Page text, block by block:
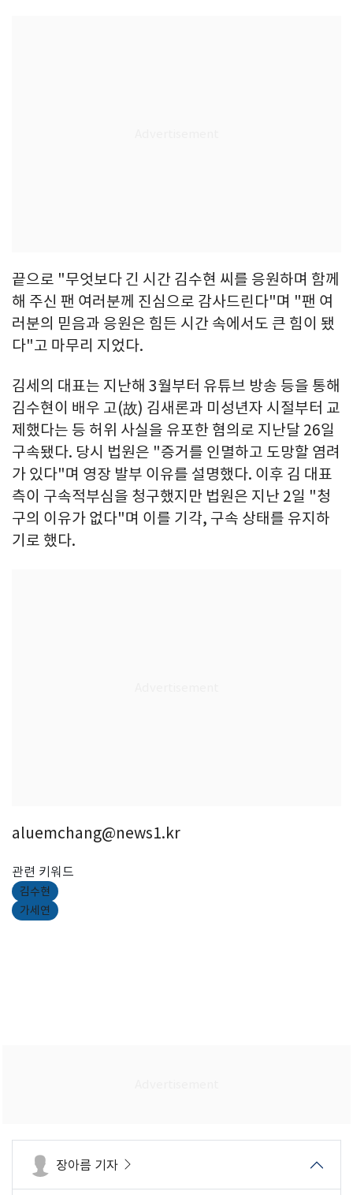
끝으로 "무엇보다 긴 시간 김수현 씨를 응원하며 함께
해 주신 팬 여러분께 진심으로 감사드린다"며 "팬 여
러분의 믿음과 응원은 힘든 시간 속에서도 큰 힘이 됐
다"고 마무리 지었다.
김세의 대표는 지난해 3월부터 유튜브 방송 등을 통해
김수현이 배우 고(故) 김새론과 미성년자 시절부터 교
제했다는 등 허위 사실을 유포한 혐의로 지난달 26일
구속됐다. 당시 법원은 "증거를 인멸하고 도망할 염려
가 있다"며 영장 발부 이유를 설명했다. 이후 김 대표
측이 구속적부심을 청구했지만 법원은 지난 2일 "청
구의 이유가 없다"며 이를 기각, 구속 상태를 유지하
기로 했다.
aluemchang@news1.kr
관련 키워드
김수현
가세연
장아름 기자